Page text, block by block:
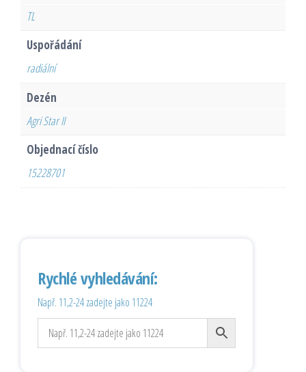
TL
Uspořádání
radiální
Dezén
Agri Star II
Objednací číslo
15228701
Rychlé vyhledávání:
Např. 11,2-24 zadejte jako 11224